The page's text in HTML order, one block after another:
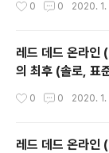
0 0 2020. 1.
레드 데드 온라인
의 최후 (솔로, 표
0 0 2020. 1.
레드 데드 온라인